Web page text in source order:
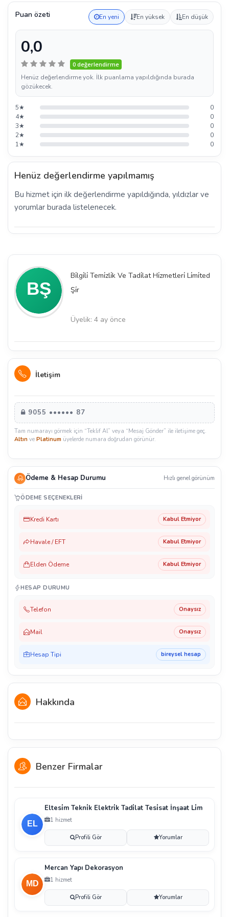
Puan özeti En yeni En yüksek En düşük
0,0
0 değerlendirme
Henüz değerlendirme yok. İlk puanlama yapıldığında burada
gözükecek.
5★
0
4★
0
3★
0
2★
0
1★
0
Henüz değerlendirme yapılmamış
Bu hizmet için ilk değerlendirme yapıldığında, yıldızlar ve
yorumlar burada listelenecek.
Bi̇lgi̇li̇ Temi̇zli̇k Ve Tadi̇lat Hi̇zmetleri̇ Li̇mi̇ted
Şi̇r
Üyelik: 4 ay önce
İletişim
9055 •••••• 87
Tam numarayı görmek için “Teklif Al” veya “Mesaj Gönder” ile iletişime geç.
Altın ve Platinum üyelerde numara doğrudan görünür.
Ödeme & Hesap Durumu Hızlı genel görünüm
ÖDEME SEÇENEKLERI
Kredi Kartı Kabul Etmiyor
Havale / EFT Kabul Etmiyor
Elden Ödeme Kabul Etmiyor
HESAP DURUMU
Telefon Onaysız
Mail Onaysız
Hesap Tipi bireysel hesap
Hakkında
Benzer Firmalar
Eltesi̇m Tekni̇k Elektri̇k Tadi̇lat Tesi̇sat İnşaat Li̇m
1 hizmet
Profili Gör Yorumlar
Mercan Yapı Dekorasyon
1 hizmet
Profili Gör Yorumlar